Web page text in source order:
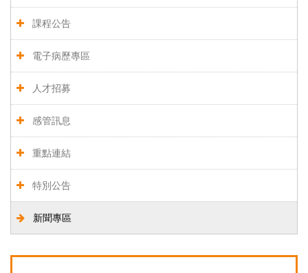
課程公告
電子病歷專區
人才招募
感管訊息
重點連結
特別公告
新聞專區